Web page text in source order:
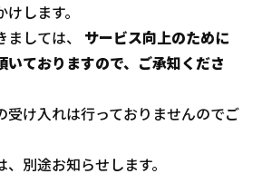
します。
しては、
サービス向上のために
いておりますので、ご承知くださ
け入れは行っておりませんのでご
別途お知らせします。